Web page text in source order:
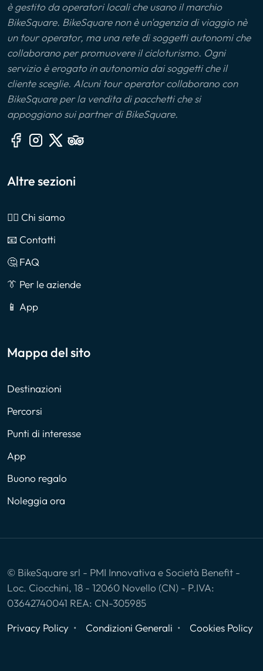
è gestito da operatori locali che usano il marchio
BikeSquare. BikeSquare non è un'agenzia di viaggio nè
un tour operator, ma una rete di soggetti autonomi che
collaborano per promuovere il cicloturismo. Ogni
servizio è erogato in autonomia dai soggetti che il
cliente sceglie. Alcuni tour operator collaborano con
BikeSquare per la vendita di pacchetti che si
appoggiano sui partner di BikeSquare.
Altre sezioni
🙎‍♂️ Chi siamo
📧 Contatti
🤔 FAQ
👔 Per le aziende
📱 App
Mappa del sito
Destinazioni
Percorsi
Punti di interesse
App
Buono regalo
Noleggia ora
© BikeSquare srl - PMI Innovativa e Società Benefit -
Loc. Ciocchini, 18 - 12060 Novello (CN) - P.IVA:
03642740041 REA: CN-305985
Privacy Policy
Condizioni Generali Cookies Policy